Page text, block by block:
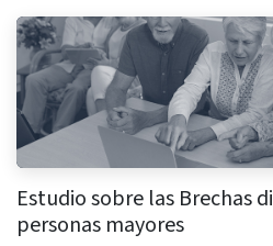
Estudio sobre las Brechas
personas mayores